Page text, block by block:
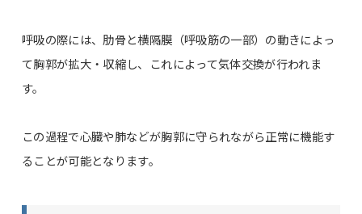
呼吸の際には、肋骨と横隔膜（呼吸筋の一部）の動きによっ
て胸郭が拡大・収縮し、これによって気体交換が行われま
す。
この過程で心臓や肺などが胸郭に守られながら正常に機能す
ることが可能となります。